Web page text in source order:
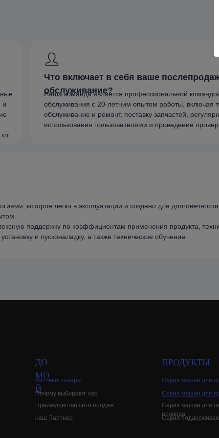
и
от
Что включает в себя ваше
обслуживание?
Наша команда является профессиональной
обслуживания с 20-летним опытом работы, включая
обслуживание и ремонт, поставку запчастей,
использования пользователями и проведение
которое легко в эксплуатации и создано для
поддержку по коэффициентам применения продукта,
и пусконаладку, а также техническое обучение.
ДО
МО
Й
Хитовые товары
Почему выбирают нас
Преимущество сети продаж
наш Партнер
ПРОДУКТЫ
Серия машин для
Серия машин для
Серия машин для
провода
Серия